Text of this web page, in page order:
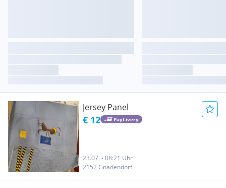
Jersey Panel
€ 12 PayLivery
23.07. - 08:21 Uhr
2152 Gnadendorf